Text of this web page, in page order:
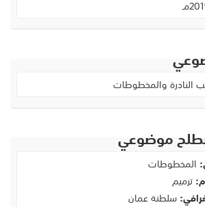
النادرة والمخطوطات
موضوعي
المخطوطات
ترميم
سلطنة عمان